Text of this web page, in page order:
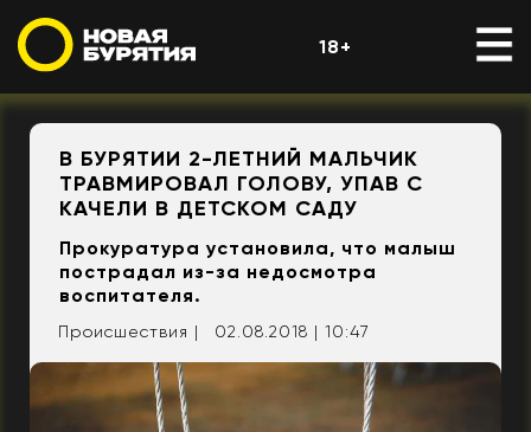
18+
В БУРЯТИИ 2-ЛЕТНИЙ МАЛЬЧИК
ТРАВМИРОВАЛ ГОЛОВУ, УПАВ С
КАЧЕЛИ В ДЕТСКОМ САДУ
Прокуратура установила, что малыш
пострадал из-за недосмотра
воспитателя.
Происшествия | 02.08.2018 | 10:47